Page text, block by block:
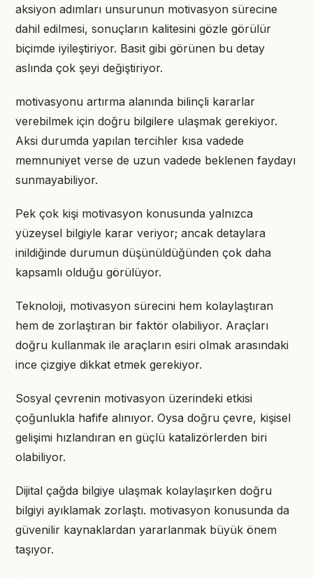
aksiyon adımları unsurunun motivasyon sürecine
dahil edilmesi, sonuçların kalitesini gözle görülür
biçimde iyileştiriyor. Basit gibi görünen bu detay
aslında çok şeyi değiştiriyor.
motivasyonu artırma alanında bilinçli kararlar
verebilmek için doğru bilgilere ulaşmak gerekiyor.
Aksi durumda yapılan tercihler kısa vadede
memnuniyet verse de uzun vadede beklenen faydayı
sunmayabiliyor.
Pek çok kişi motivasyon konusunda yalnızca
yüzeysel bilgiyle karar veriyor; ancak detaylara
inildiğinde durumun düşünüldüğünden çok daha
kapsamlı olduğu görülüyor.
Teknoloji, motivasyon sürecini hem kolaylaştıran
hem de zorlaştıran bir faktör olabiliyor. Araçları
doğru kullanmak ile araçların esiri olmak arasındaki
ince çizgiye dikkat etmek gerekiyor.
Sosyal çevrenin motivasyon üzerindeki etkisi
çoğunlukla hafife alınıyor. Oysa doğru çevre, kişisel
gelişimi hızlandıran en güçlü katalizörlerden biri
olabiliyor.
Dijital çağda bilgiye ulaşmak kolaylaşırken doğru
bilgiyi ayıklamak zorlaştı. motivasyon konusunda da
güvenilir kaynaklardan yararlanmak büyük önem
taşıyor.